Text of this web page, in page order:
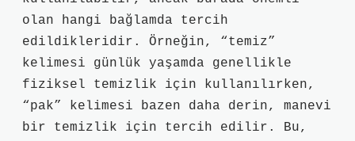
olan hangi bağlamda tercih
edildikleridir. Örneğin, “temiz”
kelimesi günlük yaşamda genellikle
fiziksel temizlik için kullanılırken,
“pak” kelimesi bazen daha derin, manevi
bir temizlik için tercih edilir. Bu,